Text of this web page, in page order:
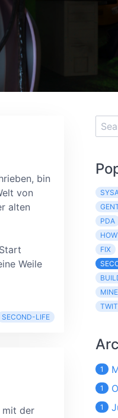
bin
von
alten
Weile
SECOND-LIFE
mit der
PDA
FIX
1
1
1